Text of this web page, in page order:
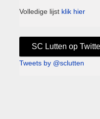
Volledige lijst klik hier
SC Lutten op
Tweets by @sclutten